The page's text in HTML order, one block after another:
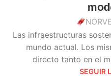
Las infraestructuras
mundo actual. Los
directo tanto en el
SEGUIR